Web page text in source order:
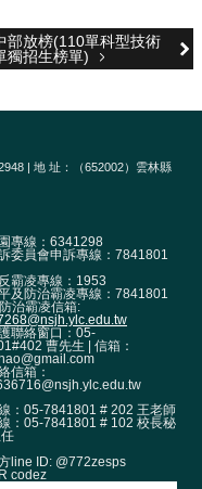
部放榜(110單科型技術
獨招生榜單)
| 地 址：（652002）雲林縣
專線：6341298
委員會申訴專線：7841801
霸凌專線：1953
及防治霸凌專線：7841801
治霸凌信箱:
聯絡窗口：05-
曹先生 | 信箱：
信箱：
：05-7841801 # 202 王老師
：05-7841801 # 102 校長秘
line ID: @772zesps
codez